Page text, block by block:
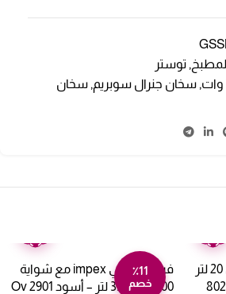
, توستر
, سخان جنرال سوبريم, سخان
ميكروويف كولن كهربائي 20 لتر
٪11
خصم
فرن كهربائي impex مع شواية
1500 وات 35 لتر – أسود Ov 2901